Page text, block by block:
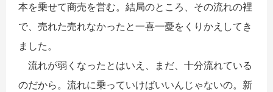
本を乗せて商売を営む。結局のところ、その流れの裡
で、売れた売れなかったと一喜一憂をくりかえしてき
ました。
流れが弱くなったとはいえ、まだ、十分流れている
のだから。流れに乗っていけばいいんじゃないの。新